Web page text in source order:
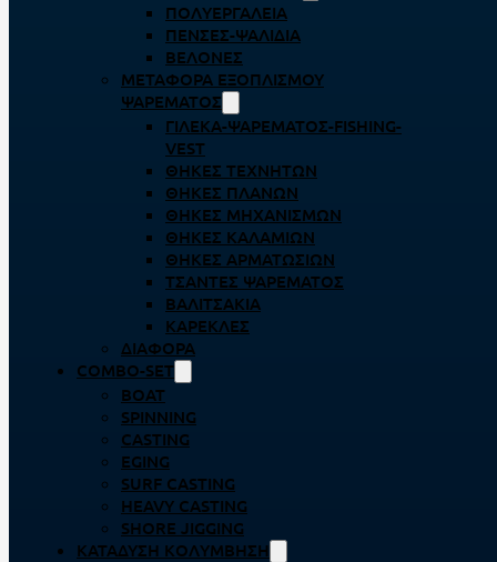
ΠΟΛΥΕΡΓΑΛΕΊΑ
ΠΈΝΣΕΣ-ΨΑΛΊΔΙΑ
ΒΕΛΌΝΕΣ
ΜΕΤΑΦΟΡΆ ΕΞΟΠΛΙΣΜΟΎ
ΨΑΡΈΜΑΤΟΣ
ΓΙΛΈΚΑ-ΨΑΡΈΜΑΤΟΣ-FISHING-
VEST
ΘΉΚΕΣ ΤΕΧΝΗΤΏΝ
ΘΉΚΕΣ ΠΛΆΝΩΝ
ΘΉΚΕΣ ΜΗΧΑΝΙΣΜΏΝ
ΘΉΚΕΣ ΚΑΛΑΜΙΏΝ
ΘΉΚΕΣ ΑΡΜΑΤΩΣΙΏΝ
ΤΣΆΝΤΕΣ ΨΑΡΈΜΑΤΟΣ
ΒΑΛΙΤΣΆΚΙΑ
ΚΑΡΈΚΛΕΣ
ΔΙΆΦΟΡΑ
COMBO-SET
BOAT
SPINNING
CASTING
EGING
SURF CASTING
HEAVY CASTING
SHORE JIGGING
ΚΑΤΆΔΥΣΗ ΚΟΛΎΜΒΗΣΗ